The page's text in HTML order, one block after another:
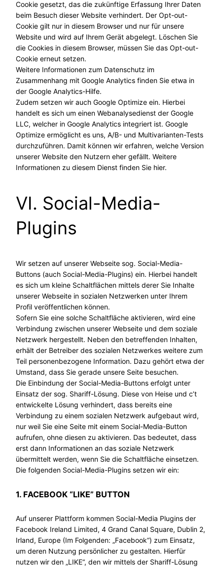
Cookie gesetzt, das die zukünftige Erfassung Ihrer Daten
beim Besuch dieser Website verhindert. Der Opt-out-
Cookie gilt nur in diesem Browser und nur für unsere
Website und wird auf Ihrem Gerät abgelegt. Löschen Sie
die Cookies in diesem Browser, müssen Sie das Opt-out-
Cookie erneut setzen.
Weitere Informationen zum Datenschutz im
Zusammenhang mit Google Analytics finden Sie etwa in
der Google Analytics-Hilfe.
Zudem setzen wir auch Google Optimize ein. Hierbei
handelt es sich um einen Webanalysedienst der Google
LLC, welcher in Google Analytics integriert ist. Google
Optimize ermöglicht es uns, A/B- und Multivarianten-Tests
durchzuführen. Damit können wir erfahren, welche Version
unserer Website den Nutzern eher gefällt. Weitere
Informationen zu diesem Dienst finden Sie hier.
VI. Social-Media-
Plugins
Wir setzen auf unserer Webseite sog. Social-Media-
Buttons (auch Social-Media-Plugins) ein. Hierbei handelt
es sich um kleine Schaltflächen mittels derer Sie Inhalte
unserer Webseite in sozialen Netzwerken unter Ihrem
Profil veröffentlichen können.
Sofern Sie eine solche Schaltfläche aktivieren, wird eine
Verbindung zwischen unserer Webseite und dem soziale
Netzwerk hergestellt. Neben den betreffenden Inhalten,
erhält der Betreiber des sozialen Netzwerkes weitere zum
Teil personenbezogene Information. Dazu gehört etwa der
Umstand, dass Sie gerade unsere Seite besuchen.
Die Einbindung der Social-Media-Buttons erfolgt unter
Einsatz der sog. Shariff-Lösung. Diese von Heise und c’t
entwickelte Lösung verhindert, dass bereits eine
Verbindung zu einem sozialen Netzwerk aufgebaut wird,
nur weil Sie eine Seite mit einem Social-Media-Button
aufrufen, ohne diesen zu aktivieren. Das bedeutet, dass
erst dann Informationen an das soziale Netzwerk
übermittelt werden, wenn Sie die Schaltfläche einsetzen.
Die folgenden Social-Media-Plugins setzen wir ein:
1. FACEBOOK “LIKE” BUTTON
Auf unserer Plattform kommen Social-Media Plugins der
Facebook Ireland Limited, 4 Grand Canal Square, Dublin 2,
Irland, Europe (Im Folgenden: „Facebook“) zum Einsatz,
um deren Nutzung persönlicher zu gestalten. Hierfür
nutzen wir den „LIKE“, den wir mittels der Shariff-Lösung